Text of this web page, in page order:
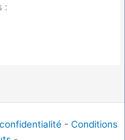
:
- Conditions